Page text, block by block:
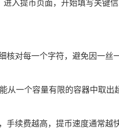
入提币页面，开始填写关键信
核对每一个字符，避免因一丝
从一个容量有限的容器中取
手续费越高，提币速度通常越